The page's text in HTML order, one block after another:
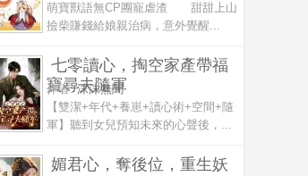
萌寶獸語無CP團寵虐渣 甜甜上山
撿柴賺錢給娘親治病，意外覺醒...
七零讀心，掏空家產帶福
寶尋夫隨軍
作者:沫沫無聞
【雙潔+年代+養崽+讀心術+空間+隨
軍】聽到女兒預知未來的心聲後，...
媚君心，奪後位，重生妖